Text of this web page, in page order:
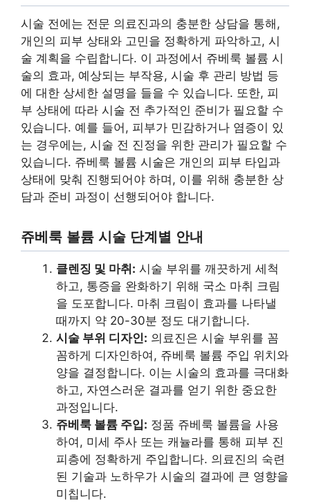
시술 전에는 전문 의료진과의 충분한 상담을 통해,
개인의 피부 상태와 고민을 정확하게 파악하고, 시
술 계획을 수립합니다. 이 과정에서 쥬베룩 볼륨 시
술의 효과, 예상되는 부작용, 시술 후 관리 방법 등
에 대한 상세한 설명을 들을 수 있습니다. 또한, 피
부 상태에 따라 시술 전 추가적인 준비가 필요할 수
있습니다. 예를 들어, 피부가 민감하거나 염증이 있
는 경우에는, 시술 전 진정을 위한 관리가 필요할 수
있습니다. 쥬베룩 볼륨 시술은 개인의 피부 타입과
상태에 맞춰 진행되어야 하며, 이를 위해 충분한 상
담과 준비 과정이 선행되어야 합니다.
쥬베룩 볼륨 시술 단계별 안내
클렌징 및 마취: 시술 부위를 깨끗하게 세척
하고, 통증을 완화하기 위해 국소 마취 크림
을 도포합니다. 마취 크림이 효과를 나타낼
때까지 약 20-30분 정도 대기합니다.
시술 부위 디자인: 의료진은 시술 부위를 꼼
꼼하게 디자인하여, 쥬베룩 볼륨 주입 위치와
양을 결정합니다. 이는 시술의 효과를 극대화
하고, 자연스러운 결과를 얻기 위한 중요한
과정입니다.
쥬베룩 볼륨 주입: 정품 쥬베룩 볼륨을 사용
하여, 미세 주사 또는 캐뉼라를 통해 피부 진
피층에 정확하게 주입합니다. 의료진의 숙련
된 기술과 노하우가 시술의 결과에 큰 영향을
미칩니다.